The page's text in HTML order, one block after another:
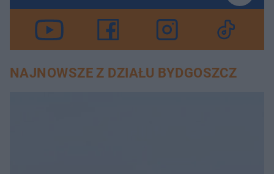
NAJNOWSZE Z DZIAŁU BYDGOSZCZ